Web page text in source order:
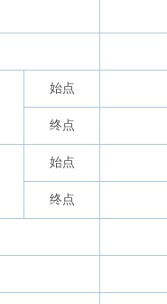
始点
终点
始点
终点